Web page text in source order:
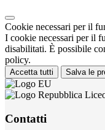
Cookie necessari per il
I cookie necessari per il
disabilitati. È possibile
policy.
Accetta tutti Salva le
Contatti